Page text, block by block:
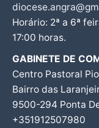
Horário: 2ª a 6ª
17:00 horas.
GABINETE DE
Centro Pastoral
Bairro das
9500-294 Ponta
+351912507980